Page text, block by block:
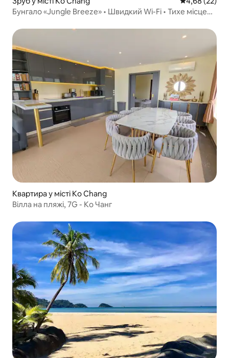
Бунгало «Jungle Breeze» • Швидкий Wi-Fi • Тихе місце
Квартира у місті Ko Chang
Вілла на пляжі, 7G - Ко Чанг